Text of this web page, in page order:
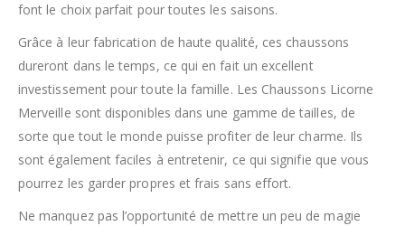
font le choix parfait pour toutes les saisons.
Grâce à leur fabrication de haute qualité, ces chaussons
dureront dans le temps, ce qui en fait un excellent
investissement pour toute la famille. Les Chaussons Licorne
Merveille sont disponibles dans une gamme de tailles, de
sorte que tout le monde puisse profiter de leur charme. Ils
sont également faciles à entretenir, ce qui signifie que vous
pourrez les garder propres et frais sans effort.
Ne manquez pas l’opportunité de mettre un peu de magie